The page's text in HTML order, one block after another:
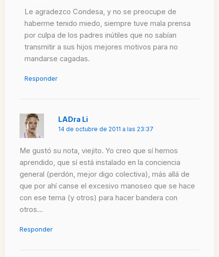
Le agradezco Condesa, y no se preocupe de
haberme tenido miedo, siempre tuve mala prensa
por culpa de los padres inútiles que no sabían
transmitir a sus hijos mejores motivos para no
mandarse cagadas.
Responder
LADra Li
14 de octubre de 2011 a las 23:37
Me gustó su nota, viejito. Yo creo que sí hemos
aprendido, que sí está instalado en la conciencia
general (perdón, mejor digo colectiva), más allá de
que por ahí canse el excesivo manoseo que se hace
con ese tema (y otros) para hacer bandera con
otros…
Responder